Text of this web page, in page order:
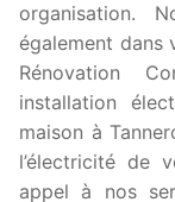
organisation.
également dans
Rénovation
installation
maison à
l’électricité de
appel à nos